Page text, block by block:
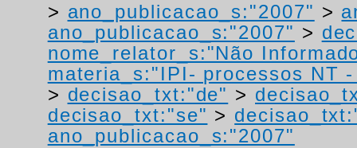
> ano_publicacao_s:"2007" >
ano_publicacao_s:"2007" >
nome_relator_s:"Não
materia_s:"IPI- processos NT
> decisao_txt:"de" >
decisao_txt:"se" >
ano_publicacao_s:"2007"